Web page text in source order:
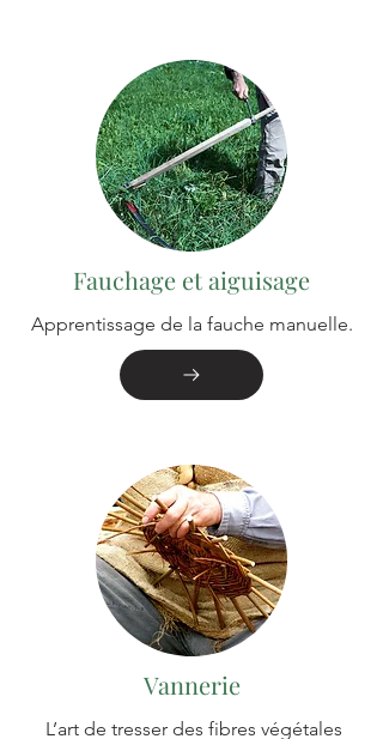
Fauchage et aiguisage
Apprentissage de la fauche manuelle.
Vannerie
L’art de tresser des fibres végétales